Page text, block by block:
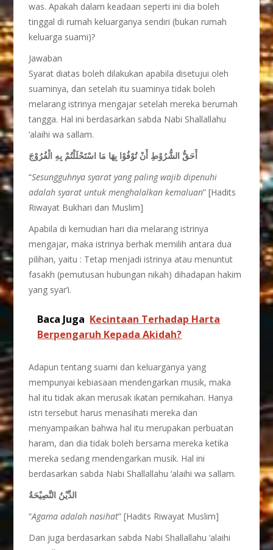
was. Apakah dalam keadaan seperti ini dia boleh
tinggal di rumah keluarganya sendiri (bukan rumah
keluarga suami)?
Jawaban
Syarat diatas boleh dilakukan apabila disetujui oleh
suaminya, dan setelah itu suaminya tidak boleh
melarang istrinya mengajar setelah mereka berumah
tangga. Hal ini berdasarkan sabda Nabi Shallallahu
‘alaihi wa sallam.
أَحَقُّ الشُّرُوْطِ أَنْ تُوْفُوْا بِهَا مَا اسْتَحْلَلْتُمْ بِهِ الْفُرُوْجَ
“Sesungguhnya syarat yang paling wajib dipenuhi
adalah syarat untuk menghalalkan kemaluan” [Hadits
Riwayat Bukhari dan Muslim]
Apabila di kemudian hari dia melarang istrinya
mengajar, maka istrinya berhak memilih antara dua
pilihan, yaitu : Tetap menjadi istrinya atau menuntut
fasakh (pemutusan hubungan nikah) dihadapan hakim
yang syar’i.
Baca Juga Kecintaan Terhadap Harta
Berpengaruh Kepada Akidah?
Adapun tentang suami dan keluarganya yang
mempunyai kebiasaan mendengarkan musik, maka
hal itu tidak akan merusak ikatan pernikahan. Hanya
istri tersebut harus menasihati mereka dan
menyampaikan bahwa hal itu merupakan perbuatan
haram, dan dia tidak boleh bersama mereka ketika
mereka sedang mendengarkan musik. Hal ini
berdasarkan sabda Nabi Shallallahu ‘alaihi wa sallam.
الدِّيْنُ النَّصِيْحَةُ
“Agama adalah nasihat” [Hadits Riwayat Muslim]
Dan juga berdasarkan sabda Nabi Shallallahu ‘alaihi